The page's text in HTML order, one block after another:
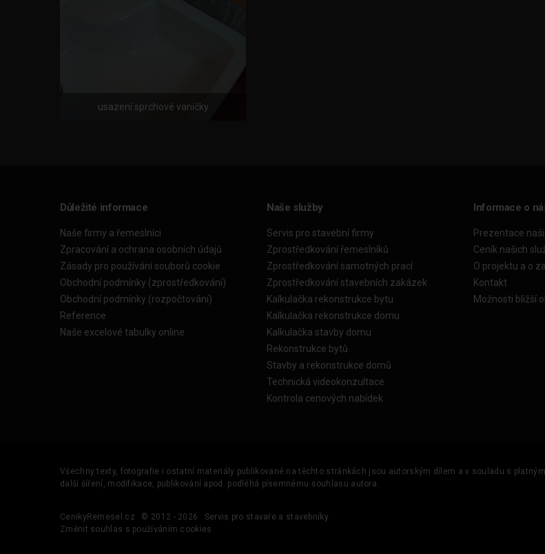
usazení sprchové vaničky
Důležité informace
Naše firmy a řemeslníci
Zpracování a ochrana osobních údajů
Zásady pro používání souborů cookie
Obchodní podmínky (zprostředkování)
Obchodní podmínky (rozpočtování)
Reference
Naše excelové tabulky online
Naše služby
Servis pro stavební firmy
Zprostředkování řemeslníků
Zprostředkování samotných prací
Zprostředkování stavebních zakázek
Kalkulačka rekonstrukce bytu
Kalkulačka rekonstrukce domu
Kalkulačka stavby domu
Rekonstrukce bytů
Stavby a rekonstrukce domů
Technická videokonzultace
Kontrola cenových nabídek
Informace o
Prezentace
Ceník našich
O projektu a o
Kontakt
Možnosti bližší
Všechny texty, fotografie i ostatní materiály publikované na těchto stránkách jsou autorským dílem a v souladu s
další šíření, modifikace, publikování apod. podléhá písemnému souhlasu autora.
CenikyRemesel.cz © 2012 - 2026
Servis pro stavaře a stavebníky
Změnit souhlas s používáním cookies